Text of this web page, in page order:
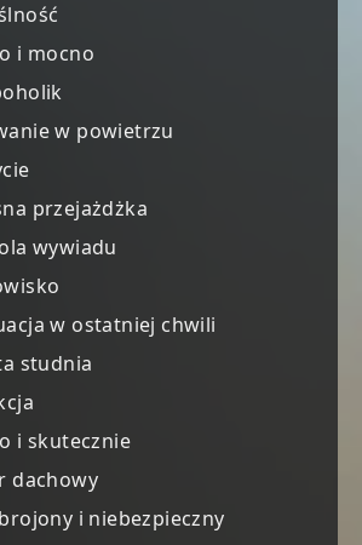
i mocno
w powietrzu
przejażdżka
wywiadu
w ostatniej chwili
studnia
i skutecznie
dachowy
i niebezpieczny